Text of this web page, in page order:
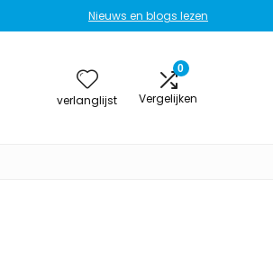
Nieuws en blogs lezen
verlanglijst
0
Vergelijken